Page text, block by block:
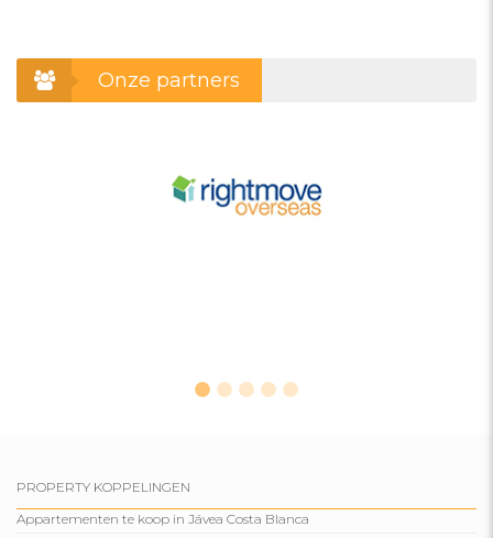
Onze partners
PROPERTY KOPPELINGEN
Appartementen te koop in Jávea Costa Blanca